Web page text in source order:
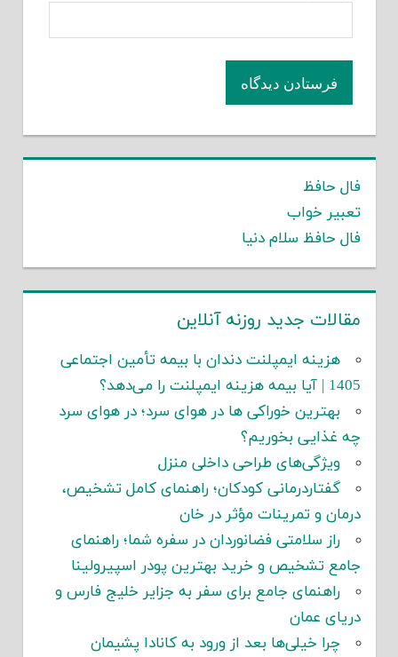
فال حافظ
تعبیر خواب
فال حافظ سلام دنیا
مقالات جدید روزنه آنلاین
هزینه ایمپلنت دندان با بیمه تأمین اجتماعی
1405 | آیا بیمه هزینه ایمپلنت را می‌دهد؟
بهترین خوراکی ها در هوای سرد؛ در هوای سرد
چه غذایی بخوریم؟
ویژگی‌های طراحی داخلی منزل
گفتاردرمانی کودکان؛ راهنمای کامل تشخیص،
درمان و تمرینات مؤثر در خان
راز سلامتی فضانوردان در سفره شما؛ راهنمای
جامع تشخیص و خرید بهترین پودر اسپیرولینا
راهنمای جامع برای سفر به جزایر خلیج فارس و
دریای عمان
چرا خیلی‌ها بعد از ورود به کانادا پشیمان